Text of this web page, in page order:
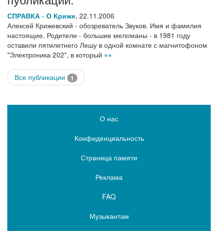
СПРАВКА - О Криже, 22.11.2006
Алексей Крижевский - обозреватель Звуков. Имя и фамилия
настоящие. Родители - большие меломаны - в 1981 году
оставили пятилетнего Лешу в одной комнате с магнитофоном
"Электроника 202", в который »»
Все публикации 1
О нас
Конфиденциальность
Страница памяти
Реклама
FAQ
Музыкантам